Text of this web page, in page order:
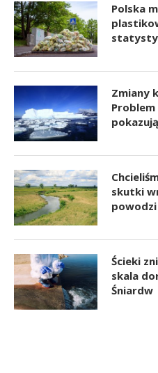
Polska
Zmiany
skutki
powodzi
Ścieki
skala
Śniardw